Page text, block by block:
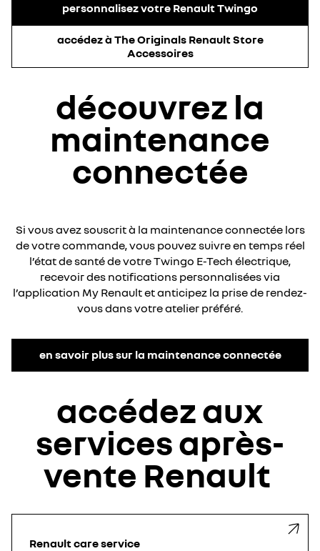
personnalisez votre Renault Twingo
accédez à The Originals Renault Store
Accessoires
découvrez la
maintenance
connectée​
Si vous avez souscrit à la maintenance connectée lors
de votre commande, vous pouvez suivre en temps réel
l’état de santé de votre Twingo E-Tech électrique,
recevoir des notifications personnalisées via
l’application My Renault et anticipez la prise de rendez-
vous dans votre atelier préféré.
en savoir plus sur la maintenance connectée
accédez aux
services après-
vente Renault ​
Renault care service